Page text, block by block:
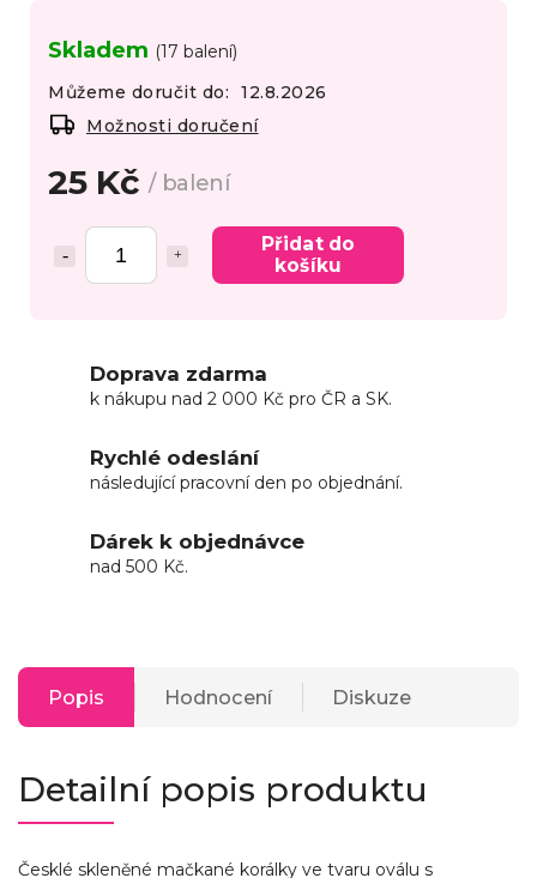
25 Kč/ balení
Přidat do
košíku
Skladem (17 balení)
Můžeme doručit do:
12.8.2026
Možnosti doručení
Doprava zdarma
k nákupu nad 2 000 Kč pro ČR a SK.
Rychlé odeslání
následující pracovní den po objednání.
Dárek k objednávce
nad 500 Kč.
Popis Hodnocení Diskuze
Detailní popis produktu
Česklé skleněné mačkané korálky ve tvaru oválu s